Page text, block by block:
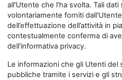
all'Utente che l’ha svolta. Tali
volontariamente forniti
dell’effettuazione dell’attività in
contestualmente conferma di
dell'informativa privacy.
Le informazioni che gli Utenti del
pubbliche tramite i servizi e gli